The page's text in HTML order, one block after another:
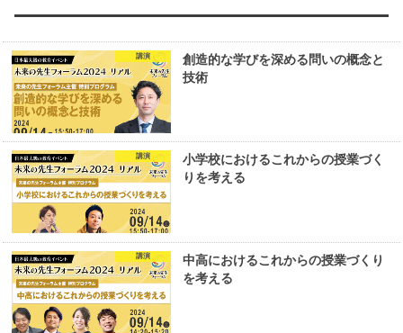
講演
創造的な学びを深める問いの概念と
技術
講演
小学校におけるこれからの授業づく
りを考える
講演
中高におけるこれからの授業づくり
を考える